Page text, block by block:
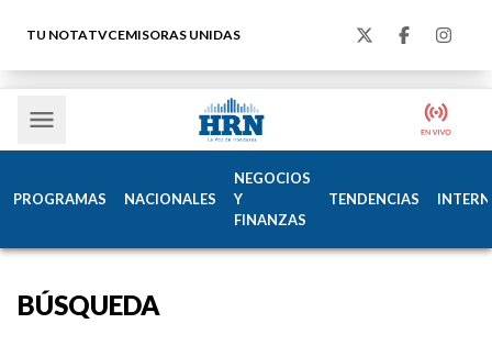
TU NOTATVCEMISORAS UNIDAS
PROGRAMAS NACIONALES
NEGOCIOS
Y
FINANZAS
TENDENCIAS
BÚSQUEDA